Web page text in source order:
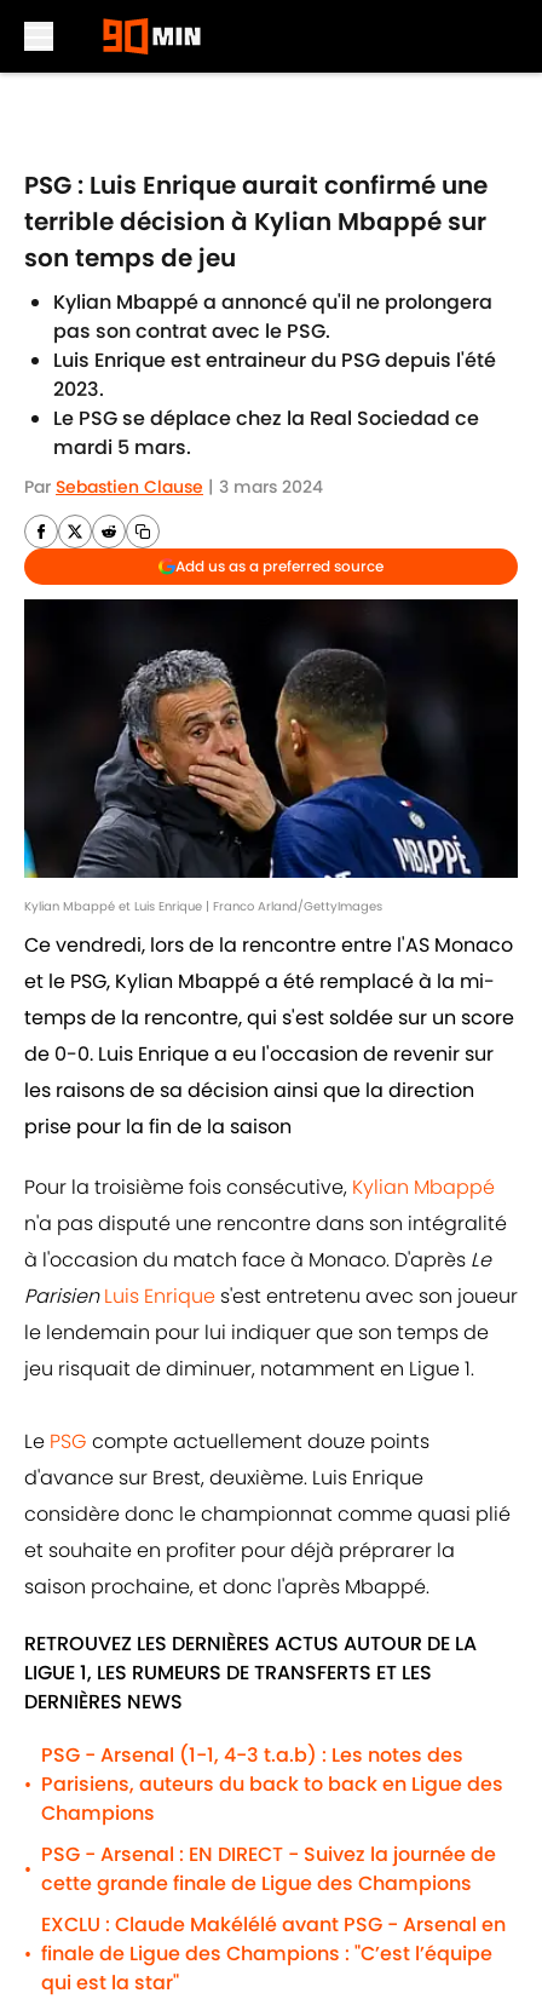
PSG : Luis Enrique aurait confirmé une
terrible décision à Kylian Mbappé sur
son temps de jeu
Kylian Mbappé a annoncé qu'il ne prolongera
pas son contrat avec le PSG.
Luis Enrique est entraineur du PSG depuis l'été
2023.
Le PSG se déplace chez la Real Sociedad ce
mardi 5 mars.
Par Sebastien Clause | 3 mars 2024
Add us as a preferred source
Kylian Mbappé et Luis Enrique | Franco Arland/GettyImages
Ce vendredi, lors de la rencontre entre l'AS Monaco
et le PSG, Kylian Mbappé a été remplacé à la mi-
temps de la rencontre, qui s'est soldée sur un score
de 0-0. Luis Enrique a eu l'occasion de revenir sur
les raisons de sa décision ainsi que la direction
prise pour la fin de la saison
Pour la troisième fois consécutive, Kylian Mbappé
n'a pas disputé une rencontre dans son intégralité
à l'occasion du match face à Monaco. D'après Le
Parisien Luis Enrique s'est entretenu avec son joueur
le lendemain pour lui indiquer que son temps de
jeu risquait de diminuer, notamment en Ligue 1.
Le PSG compte actuellement douze points
d'avance sur Brest, deuxième. Luis Enrique
considère donc le championnat comme quasi plié
et souhaite en profiter pour déjà préprarer la
saison prochaine, et donc l'après Mbappé.
RETROUVEZ LES DERNIÈRES ACTUS AUTOUR DE LA
LIGUE 1, LES RUMEURS DE TRANSFERTS ET LES
DERNIÈRES NEWS
•
PSG - Arsenal (1-1, 4-3 t.a.b) : Les notes des
Parisiens, auteurs du back to back en Ligue des
Champions
•
PSG - Arsenal : EN DIRECT - Suivez la journée de
cette grande finale de Ligue des Champions
•
EXCLU : Claude Makélélé avant PSG - Arsenal en
finale de Ligue des Champions : "C’est l’équipe
qui est la star"